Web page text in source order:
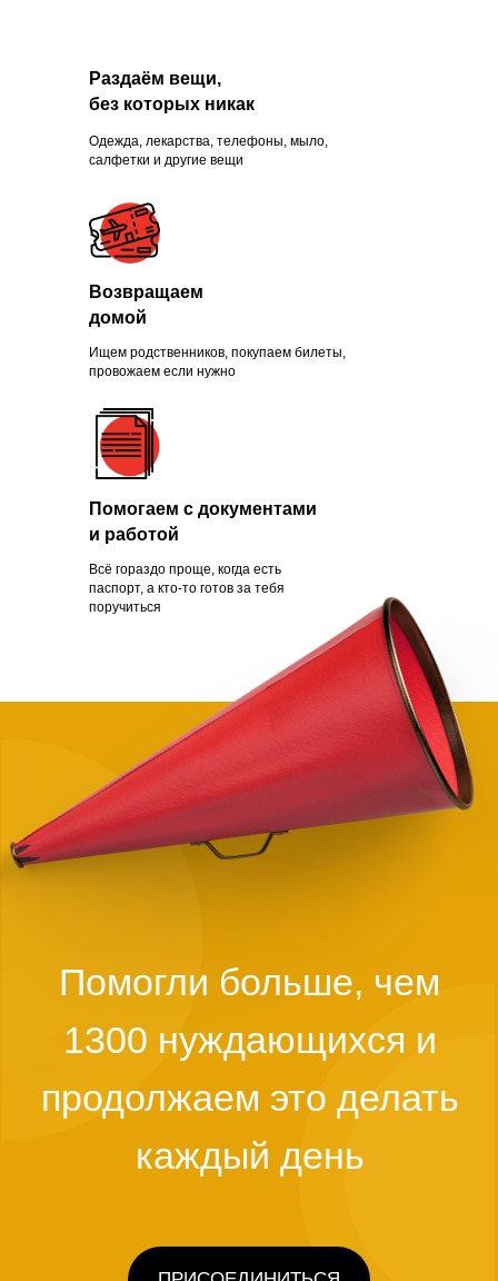
Одежда, лекарства, телефоны, мыло,
салфетки и другие вещи
Ищем родственников, покупаем билеты,
провожаем если нужно
Всё гораздо проще, когда есть
паспорт, а кто-то готов за тебя
поручиться
Раздаём вещи,
без которых никак
Возвращаем
домой
Помогаем с документами
и работой
ПРИСОЕДИНИТЬСЯ
Зачем помогать
нуждающимся
Чаще всего это люди, которых
обманули с квартирой, ограбили
на вокзале, выгнали с работы из-
за здоровья или вовремя не дали
нужной поддержки. Постепенно
человек опускает руки.
Становится проще сдаться, чем
говорит статистика, на это нужно
всего полгода. Мы в силах помочь
нуждающимся, просто нужно